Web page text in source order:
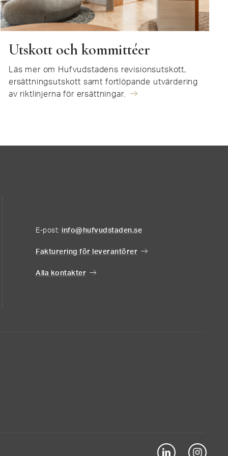
Utskott och kommittéer
Läs mer om Hufvudstadens revisionsutskott,
ersättningsutskott samt fortlöpande utvärdering
av riktlinjerna för ersättningar.
E-post: info@hufvudstaden.se
Fakturering för leverantörer
Alla kontakter